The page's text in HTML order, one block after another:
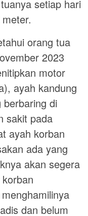
setiap hari
orang tua
2023
motor
ayah kandung
berbaring di
sakit pada
ayah korban
ada yang
akan segera
dan belum